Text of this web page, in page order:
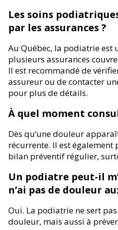
Les soins
par les assurances ?
Au Québec, la podiatrie est
plusieurs assurances
Il est recommandé de
assureur ou de contacter
pour plus de détails.
À quel moment
Dès qu’une douleur
récurrente. Il est
bilan préventif régulier,
Un podiatre peut-il
n’ai pas de douleur
Oui. La podiatrie ne sert
douleur, mais aussi à